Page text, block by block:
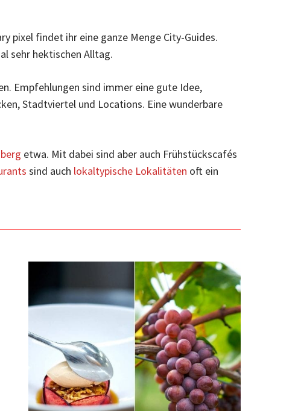
pixel findet ihr eine ganze Menge City-Guides.
sehr hektischen Alltag.
Empfehlungen sind immer eine gute Idee,
Stadtviertel und Locations. Eine wunderbare
etwa. Mit dabei sind aber auch Frühstückscafés
sind auch lokaltypische Lokalitäten oft ein